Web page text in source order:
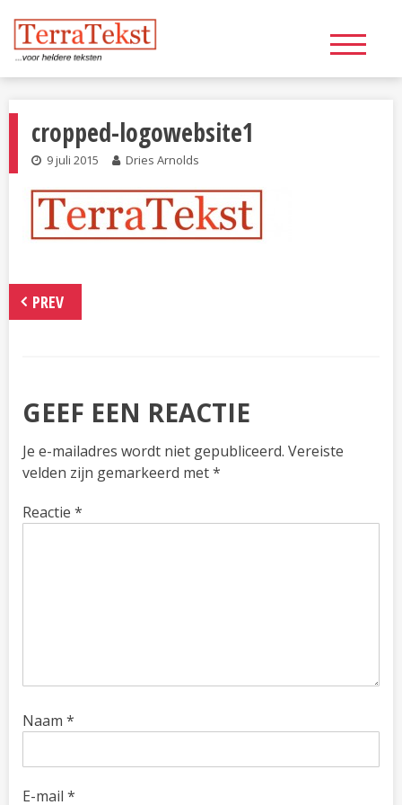
Skip
content
cropped-logowebsite1
9 juli 2015 Dries Arnolds
PREV
GEEF EEN REACTIE
Je e-mailadres wordt niet gepubliceerd. Vereiste
velden zijn gemarkeerd met*
Reactie *
Naam *
E-mail *